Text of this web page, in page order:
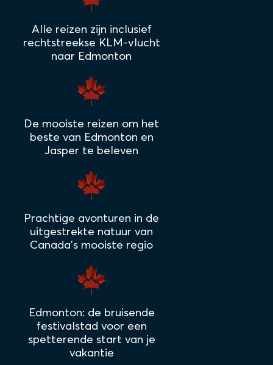
Alle reizen zijn inclusief
rechtstreekse KLM-vlucht
naar Edmonton
De mooiste reizen om het
beste van Edmonton en
Jasper te beleven
Prachtige avonturen in de
uitgestrekte natuur van
Canada's mooiste regio
Edmonton: de bruisende
festivalstad voor een
spetterende start van je
vakantie